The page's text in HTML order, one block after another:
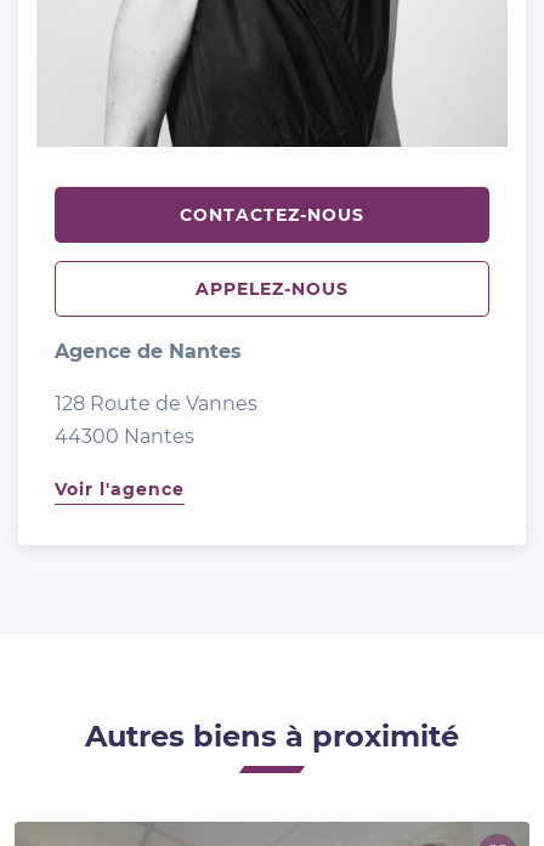
CONTACTEZ-NOUS
APPELEZ-NOUS
Agence de Nantes
128 Route de Vannes
44300 Nantes
Voir l'agence
Autres biens à proximité